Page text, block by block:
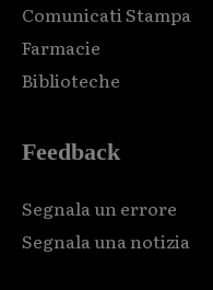
Comunicati Stampa
Farmacie
Biblioteche
Feedback
Segnala un errore
Segnala una notizia